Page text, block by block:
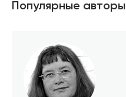
Популярные авторы